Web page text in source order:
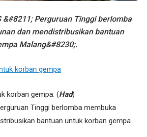
&#8211; Perguruan Tinggi berlomba
dan mendistribusikan bantuan
Malang&#8230;.
korban gempa. (Had)
Tinggi berlomba membuka
bantuan untuk korban gempa